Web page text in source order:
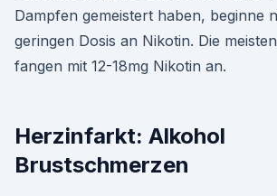
Dampfen gemeistert haben, beginne
geringen Dosis an Nikotin. Die
fangen mit 12-18mg Nikotin an.
Herzinfarkt: Alkohol
Brustschmerzen